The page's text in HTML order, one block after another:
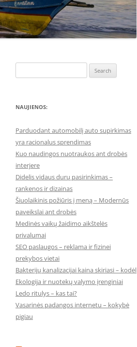
for:
NAUJIENOS:
Parduodant automobilį auto supirkimas
yra racionalus sprendimas
Kuo naudingos nuotraukos ant drobės
interjere
Didelis vidaus durų pasirinkimas –
rankenos ir dizainas
Šiuolaikinis požiūris į meną – Modernūs
paveikslai ant drobės
Medinės vaikų žaidimo aikštelės
privalumai
SEO paslaugos – reklama ir fizinei
prekybos vietai
Bakterijų kanalizacijai kaina skiriasi – kodėl
Ekologija ir nuotekų valymo įrenginiai
Ledo ritulys – kas tai?
Vasarinės padangos internetu – kokybė
pigiau